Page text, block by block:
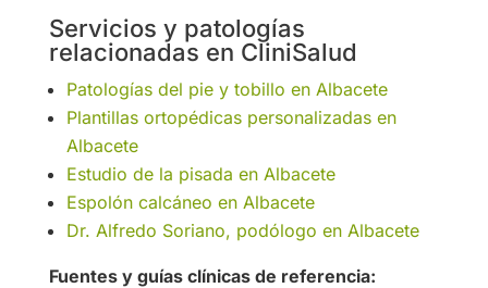
Servicios y patologí­as
relacionadas en CliniSalud
Patologías del pie y tobillo en Albacete
Plantillas ortopédicas personalizadas en
Albacete
Estudio de la pisada en Albacete
Espolón calcáneo en Albacete
Dr. Alfredo Soriano, podólogo en Albacete
Fuentes y guí­as clínicas de referencia: